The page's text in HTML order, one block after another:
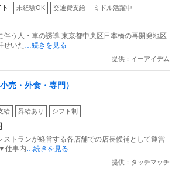
未経験OK 交通費支給 ミドル活躍中
伴う人・車の誘導 東京都中央区日本橋の再開発地区
せいた…続きを見る
提供：イーアイデム
売・外食・専門）
給 昇給あり シフト制
ストランが経営する各店舗での店長候補として運営
仕事内…続きを見る
提供：タッチマッチ